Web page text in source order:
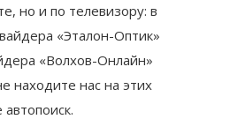
но и по телевизору: в
«Эталон-Оптик»
«Волхов-Онлайн»
находите нас на этих
автопоиск.